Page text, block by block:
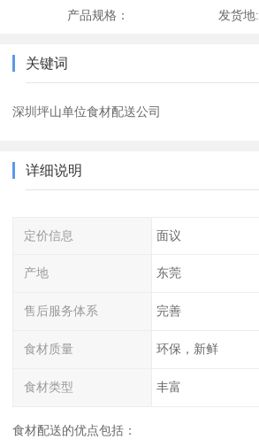
产品规格： 发货地:
关键词
深圳坪山单位食材配送公司
详细说明
定价信息 面议
产地 东莞
售后服务体系 完善
食材质量 环保，新鲜
食材类型 丰富
食材配送的优点包括：